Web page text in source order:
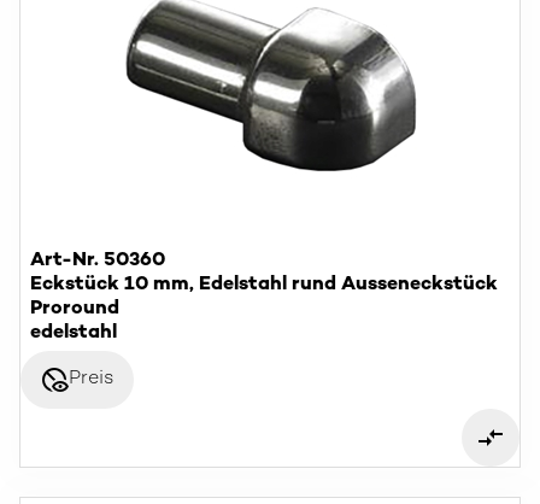
Art-Nr. 50360
Eckstück 10 mm, Edelstahl rund Ausseneckstück
Proround
edelstahl
disabled_visiblePreis